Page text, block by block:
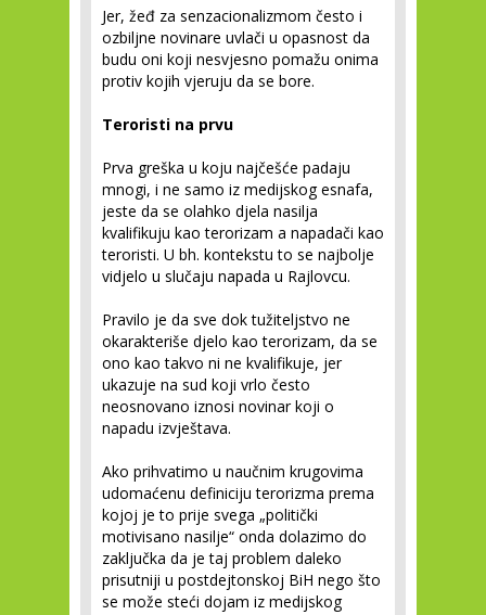
Jer, žeđ za senzacionalizmom često i
ozbiljne novinare uvlači u opasnost da
budu oni koji nesvjesno pomažu onima
protiv kojih vjeruju da se bore.
Teroristi na prvu
Prva greška u koju najčešće padaju
mnogi, i ne samo iz medijskog esnafa,
jeste da se olahko djela nasilja
kvalifikuju kao terorizam a napadači kao
teroristi. U bh. kontekstu to se najbolje
vidjelo u slučaju napada u Rajlovcu.
Pravilo je da sve dok tužiteljstvo ne
okarakteriše djelo kao terorizam, da se
ono kao takvo ni ne kvalifikuje, jer
ukazuje na sud koji vrlo često
neosnovano iznosi novinar koji o
napadu izvještava.
Ako prihvatimo u naučnim krugovima
udomaćenu definiciju terorizma prema
kojoj je to prije svega „politički
motivisano nasilje“ onda dolazimo do
zaključka da je taj problem daleko
prisutniji u postdejtonskoj BiH nego što
se može steći dojam iz medijskog